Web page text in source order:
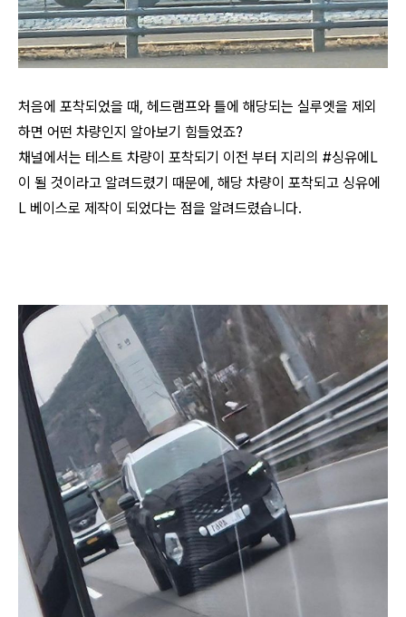
처음에 포착되었을 때, 헤드램프와 틀에 해당되는 실루엣을 제외
하면 어떤 차량인지 알아보기 힘들었죠?
채널에서는 테스트 차량이 포착되기 이전 부터 지리의 #싱유에L
이 될 것이라고 알려드렸기 때문에, 해당 차량이 포착되고 싱유에
L 베이스로 제작이 되었다는 점을 알려드렸습니다.